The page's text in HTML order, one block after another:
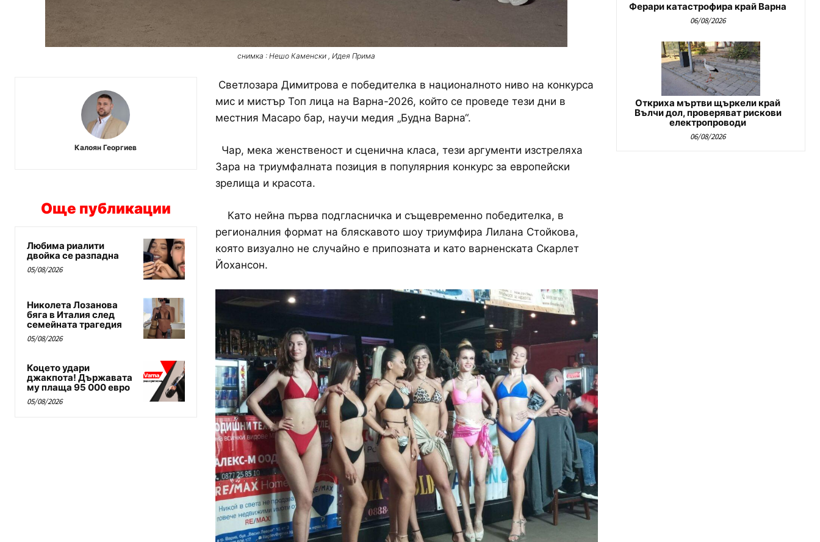
снимка : Нешо Каменски , Идея Прима
Калоян Георгиев
Още публикации
Любима риалити
двойка се разпадна
05/08/2026
Николета Лозанова
бяга в Италия след
семейната трагедия
05/08/2026
Коцето удари
джакпота! Държавата
му плаща 95 000 евро
05/08/2026
Светлозара Димитрова е победителка в националното ниво на конкурса
мис и мистър Топ лица на Варна-2026, който се проведе тези дни в
местния Масаро бар, научи медия „Будна Варна“.
Чар, мека женственост и сценична класа, тези аргументи изстреляха
Зара на триумфалната позиция в популярния конкурс за европейски
зрелища и красота.
Като нейна първа подгласничка и същевременно победителка, в
регионалния формат на бляскавото шоу триумфира Лилана Стойкова,
която визуално не случайно е припозната и като варненската Скарлет
Йохансон.
Ферари катастрофира край Варна
06/08/2026
Откриха мъртви щъркели край
Вълчи дол, проверяват рискови
електропроводи
06/08/2026